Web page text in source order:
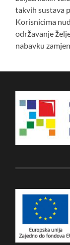
takvih sustava
Korisnicima
održavanje
nabavku